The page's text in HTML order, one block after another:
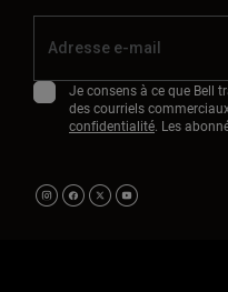
Je consens à ce que Bell
des courriels
confidentialité. Les